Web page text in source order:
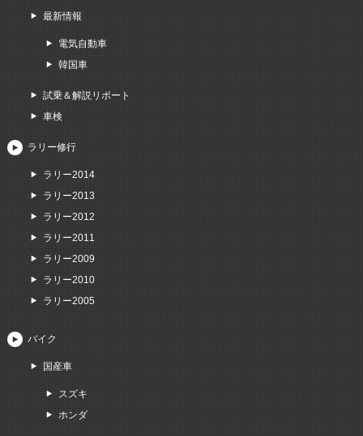
最新情報
電気自動車
韓国車
試乗＆解説リポート
車検
ラリー修行
ラリー2014
ラリー2013
ラリー2012
ラリー2011
ラリー2009
ラリー2010
ラリー2005
バイク
国産車
スズキ
ホンダ